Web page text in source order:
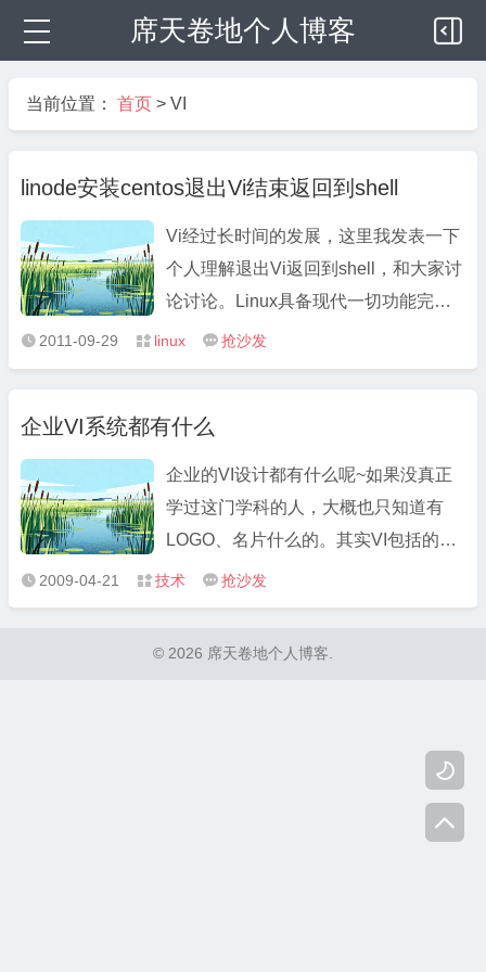
席天卷地个人博客


当前位置： 首页 > VI
linode安装centos退出Vi结束返回到shell
Vi经过长时间的发展，这里我发表一下
个人理解退出Vi返回到shell，和大家讨
论讨论。Linux具备现代一切功能完整
的UNIX系统所具备的全部特征，其中
包括真正的多任务、虚拟内存、共享
支持等。 退出Vi返回到shell 当编辑完
文件，准备退出Vi返回到shell时， ...
 2011-09-29  linux  抢沙发
企业VI系统都有什么
企业的VI设计都有什么呢~如果没真正
学过这门学科的人，大概也只知道有
LOGO、名片什么的。其实VI包括的东
西很多，毕竟是企业的视觉识别系统。
以下，是我做了一下分类可供大家参考
 2009-04-21  技术  抢沙发
© 2026 席天卷地个人博客.